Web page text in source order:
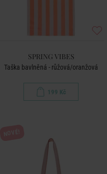
SPRING VIBES
Taška bavlněná - růžová/oranžová
199 Kč